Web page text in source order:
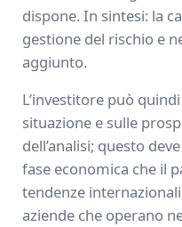
dispone. In sintesi: la
gestione del rischio e
aggiunto.
L’investitore può
situazione e sulle
dell’analisi; questo
fase economica che il
tendenze
aziende che operano